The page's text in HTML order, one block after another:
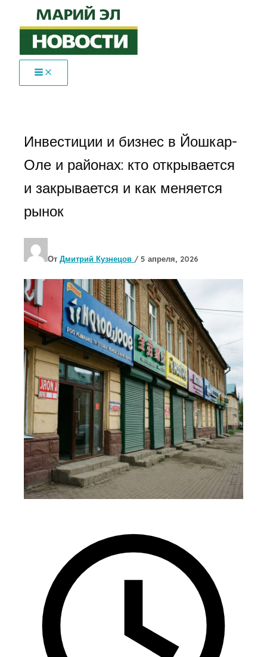
Перейти
содержимому
Инвестиции и бизнес в Йошкар-
Оле и районах: кто открывается
и закрывается и как меняется
рынок
От Дмитрий Кузнецов / 5 апреля, 2026